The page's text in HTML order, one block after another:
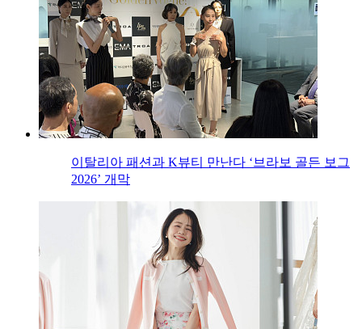
이탈리아 패션과 K뷰티 만난다 ‘브라보 골든 보그
2026’ 개막